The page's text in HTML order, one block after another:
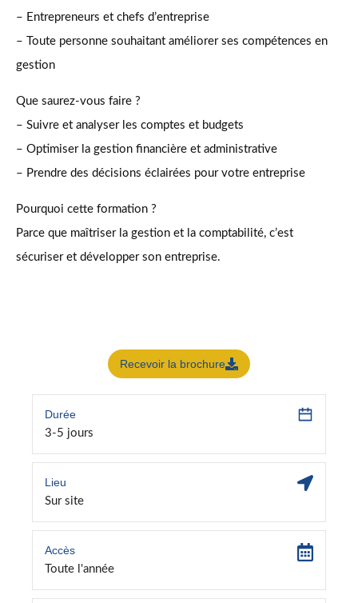
– Entrepreneurs et chefs d’entreprise
– Toute personne souhaitant améliorer ses compétences en
gestion
Que saurez-vous faire ?
– Suivre et analyser les comptes et budgets
– Optimiser la gestion financière et administrative
– Prendre des décisions éclairées pour votre entreprise
Pourquoi cette formation ?
Parce que maîtriser la gestion et la comptabilité, c’est
sécuriser et développer son entreprise.
Recevoir la brochure
Durée
3-5 jours
Lieu
Sur site
Accès
Toute l'année